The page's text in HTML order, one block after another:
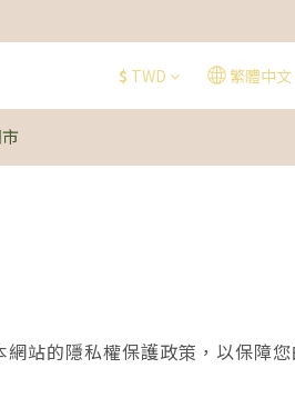
$ TWD 繁體中文
站的隱私權保護政策，以保障